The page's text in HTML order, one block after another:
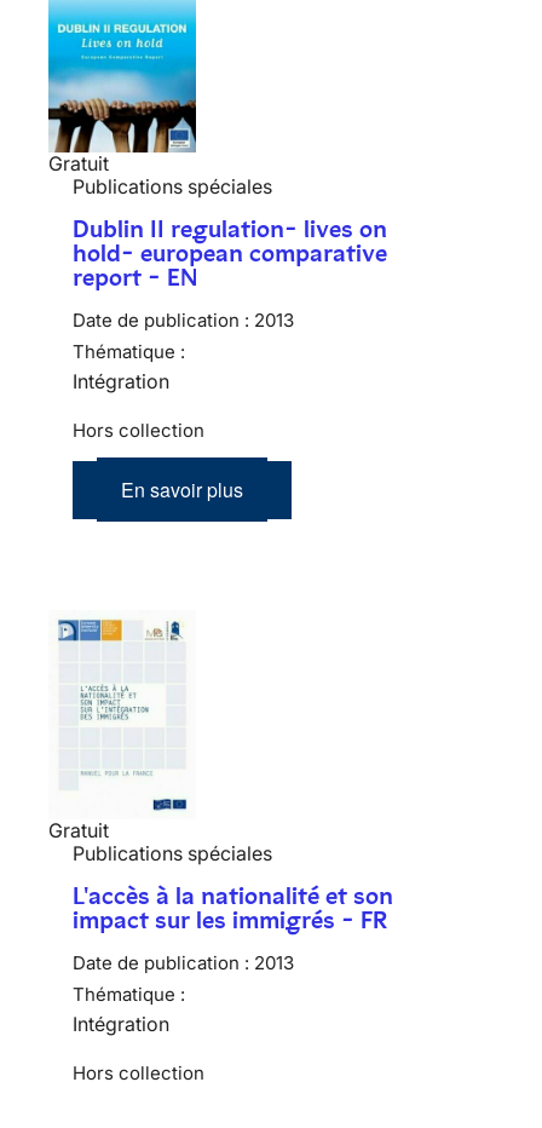
Gratuit
Publications spéciales
Dublin II regulation- lives on
hold- european comparative
report - EN
Date de publication : 2013
Thématique :
Intégration
Hors collection
En savoir plus
Gratuit
Publications spéciales
L'accès à la nationalité et son
impact sur les immigrés - FR
Date de publication : 2013
Thématique :
Intégration
Hors collection